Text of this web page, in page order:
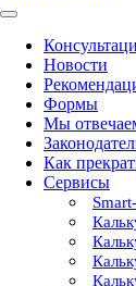
Новости
Формы
Мы
Как
Сервисы